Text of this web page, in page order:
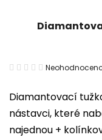
Diamantovací
nástavci, které
najednou +
Průměrné
produktu
je
0,0